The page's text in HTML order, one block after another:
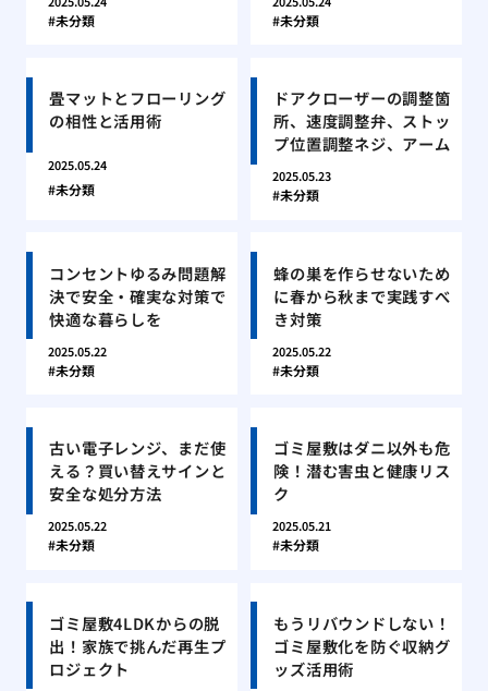
未分類 未分類
畳マットとフローリング
の相性と活用術
2025.05.24
未分類
ドアクローザーの調整箇
所、速度調整弁、ストッ
プ位置調整ネジ、アーム
2025.05.23
未分類
コンセントゆるみ問題解
決で安全・確実な対策で
快適な暮らしを
2025.05.22
未分類
蜂の巣を作らせないため
に春から秋まで実践すべ
き対策
2025.05.22
未分類
古い電子レンジ、まだ使
える？買い替えサインと
安全な処分方法
2025.05.22
未分類
ゴミ屋敷はダニ以外も危
険！潜む害虫と健康リス
ク
2025.05.21
未分類
ゴミ屋敷4LDKからの脱
出！家族で挑んだ再生プ
ロジェクト
もうリバウンドしない！
ゴミ屋敷化を防ぐ収納グ
ッズ活用術